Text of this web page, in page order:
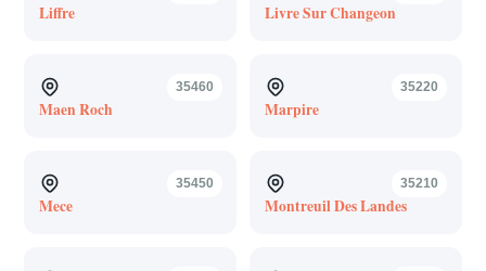
Liffre Livre Sur Changeon
35460
Maen Roch
35220
Marpire
35450
Mece
35210
Montreuil Des Landes